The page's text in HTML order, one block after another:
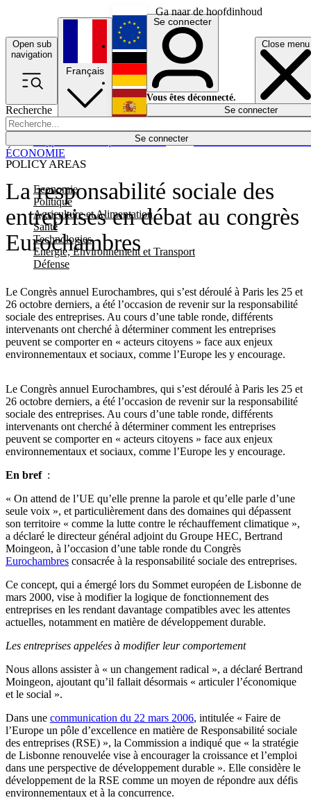
Ga naar de hoofdinhoud
Open sub
navigation
Close menu
Recherche
Se connecter
POLICY AREAS
Economie
Politique
Agriculture et Alimentation
Santé
Technologies
Energie, Environnement et Transport
Défense
Économie
Français
English
Deutsch
Español
Se connecter
Vous êtes déconnecté.
Se connecter
La responsabilité sociale des
entreprises en débat au congrès
Eurochambres
Le Congrès annuel Eurochambres, qui s’est déroulé à Paris les 25 et
26 octobre derniers, a été l’occasion de revenir sur la responsabilité
sociale des entreprises. Au cours d’une table ronde, différents
intervenants ont cherché à déterminer comment les entreprises
peuvent se comporter en « acteurs citoyens » face aux enjeux
environnementaux et sociaux, comme l’Europe les y encourage.
ÉCONOMIE
Le Congrès annuel Eurochambres, qui s’est déroulé à Paris les 25 et
26 octobre derniers, a été l’occasion de revenir sur la responsabilité
sociale des entreprises. Au cours d’une table ronde, différents
intervenants ont cherché à déterminer comment les entreprises
peuvent se comporter en « acteurs citoyens » face aux enjeux
environnementaux et sociaux, comme l’Europe les y encourage.
En bref:
« On attend de l’UE qu’elle prenne la parole et qu’elle parle d’une
seule voix », et particulièrement dans des domaines qui dépassent
son territoire « comme la lutte contre le réchauffement climatique »,
a déclaré le directeur général adjoint du Groupe HEC, Bertrand
Moingeon, à l’occasion d’une table ronde du Congrès
Eurochambres consacrée à la responsabilité sociale des entreprises.
Ce concept, qui a émergé lors du Sommet européen de Lisbonne de
mars 2000, vise à modifier la logique de fonctionnement des
entreprises en les rendant davantage compatibles avec les attentes
actuelles, notamment en matière de développement durable.
Les entreprises appelées à modifier leur comportement
Nous allons assister à « un changement radical », a déclaré Bertrand
Moingeon, ajoutant qu’il fallait désormais « articuler l’économique
et le social ».
Dans une communication du 22 mars 2006, intitulée « Faire de
l’Europe un pôle d’excellence en matière de Responsabilité sociale
des entreprises (RSE) », la Commission a indiqué que « la stratégie
de Lisbonne renouvelée vise à encourager la croissance et l’emploi
dans une perspective de développement durable ». Elle considère le
développement de la RSE comme un moyen de répondre aux défis
environnementaux et à la concurrence.